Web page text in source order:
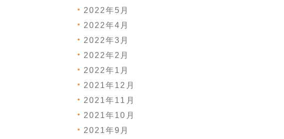
2022年5月
2022年4月
2022年3月
2022年2月
2022年1月
2021年12月
2021年11月
2021年10月
2021年9月